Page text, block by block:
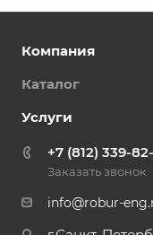
Компания
Каталог
Услуги
+7 (812) 339-
Заказать звонок
info@robur-